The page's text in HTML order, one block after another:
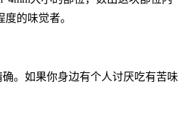
的味觉者。
。如果你身边有个人讨厌吃有苦味